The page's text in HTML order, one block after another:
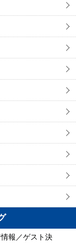
報／ゲスト決